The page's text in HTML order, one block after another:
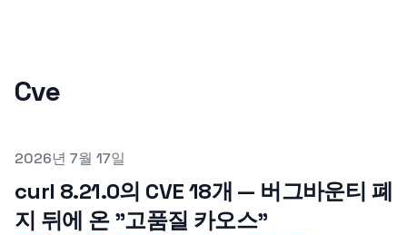
Cve
Published on
2026년 7월 17일
curl 8.21.0의 CVE 18개 — 버그바운티 폐
지 뒤에 온 "고품질 카오스"